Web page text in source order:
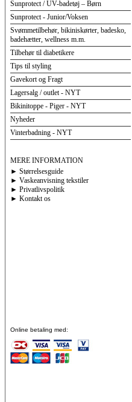
Sunprotect / UV-badetøj – Børn
Sunprotect - Junior/Voksen
Svømmetilbehør, bikiniskørter, badesko,
badehætter, wellness m.m.
Tilbehør til diabetikere
Tips til styling
Gavekort og Fragt
Lagersalg / outlet - NYT
Bikinitoppe - Piger - NYT
Nyheder
Vinterbadning - NYT
MERE INFORMATION
► Størrelsesguide
► Vaskeanvisning tekstiler
► Privatlivspolitik
► Kontakt os
Online betaling med: